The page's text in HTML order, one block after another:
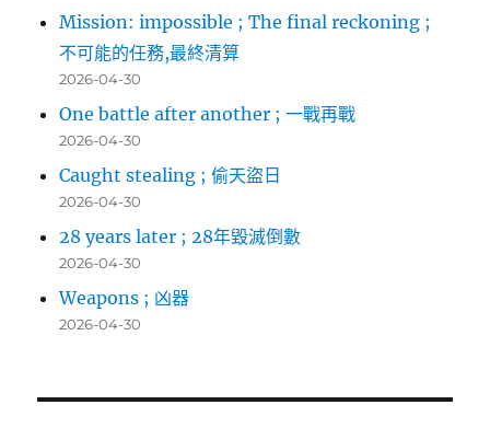
Mission: impossible ; The final reckoning ;
不可能的任務,最終清算
2026-04-30
One battle after another ; 一戰再戰
2026-04-30
Caught stealing ; 偷天盜日
2026-04-30
28 years later ; 28年毀滅倒數
2026-04-30
Weapons ; 凶器
2026-04-30